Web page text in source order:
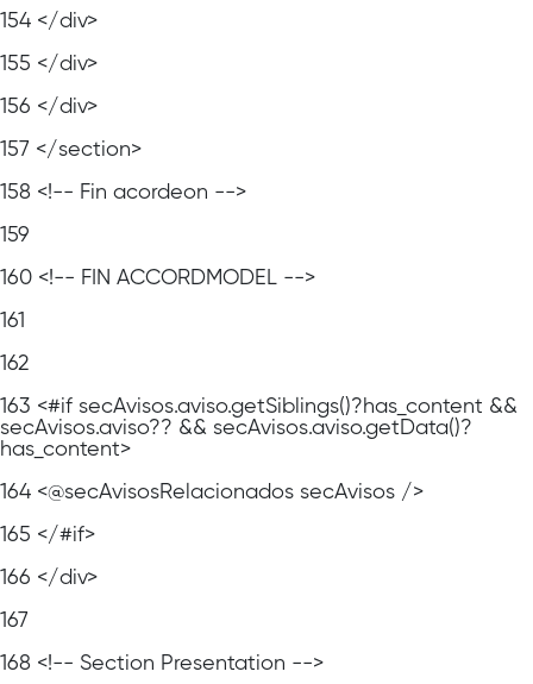
154 </div>
155 </div>
156 </div>
157 </section>
158 <!-- Fin acordeon -->
159
160 <!-- FIN ACCORDMODEL -->
161
162
163 <#if secAvisos.aviso.getSiblings()?has_content &&
secAvisos.aviso?? && secAvisos.aviso.getData()?
has_content>
164 <@secAvisosRelacionados secAvisos />
165 </#if>
166 </div>
167
168 <!-- Section Presentation -->